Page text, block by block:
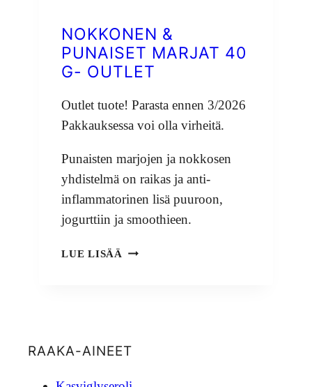
NOKKONEN &
PUNAISET MARJAT 40
G- OUTLET
Outlet tuote! Parasta ennen 3/2026
Pakkauksessa voi olla virheitä.
Punaisten marjojen ja nokkosen
yhdistelmä on raikas ja anti-
inflammatorinen lisä puuroon,
jogurttiin ja smoothieen.
LUE LISÄÄ NOKKONEN
OUTLET
RAAKA-AINEET